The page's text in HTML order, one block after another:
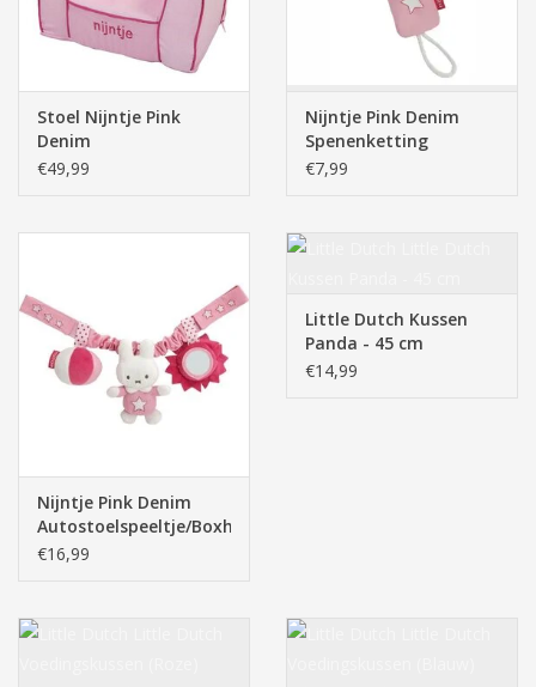
Stoel Nijntje Pink
Denim
€49,99
Nijntje Pink Denim
Spenenketting
€7,99
Nijntje Pink Denim
Autostoelspeeltje/Boxhanger
€16,99
Little Dutch Kussen
Panda - 45 cm
€14,99